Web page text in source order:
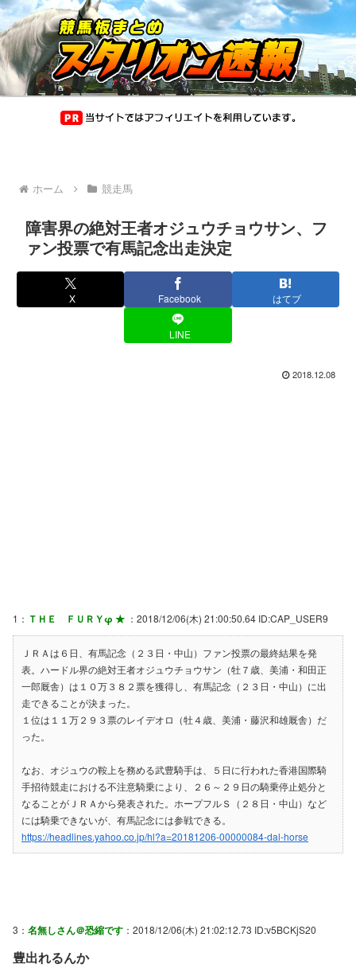
ホーム 競走馬
障害界の絶対王者オジュウチョウサン、フ
ァン投票で有馬記念出走決定
X Facebook はてブ
LINE
2018.12.08
1： ＴＨＥ ＦＵＲＹφ ★ ：2018/12/06(木) 21:00:50.64 ID:CAP_USER9
ＪＲＡは６日、有馬記念（２３日・中山）ファン投票の最終結果を発
表。ハードル界の絶対王者オジュウチョウサン（牡７歳、美浦・和田正
一郎厩舎）は１０万３８２票を獲得し、有馬記念（２３日・中山）に出
走できることが決まった。
１位は１１万２９３票のレイデオロ（牡４歳、美浦・藤沢和雄厩舎）だ
った。
なお、オジュウの鞍上を務める武豊騎手は、５日に行われた香港国際騎
手招待競走における不注意騎乗により、２６～２９日の騎乗停止処分と
なることがＪＲＡから発表された。ホープフルＳ（２８日・中山）など
には騎乗できないが、有馬記念には参戦できる。
https://headlines.yahoo.co.jp/hl?a=20181206-00000084-dal-horse
3： 名無しさん＠恐縮です ：2018/12/06(木) 21:02:12.73 ID:v5BCKjS20
豊出れるんか